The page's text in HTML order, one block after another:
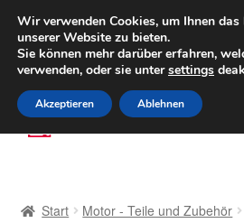
LIEFERUNG ab
Weltweiter
(800) 500 564Mo-Fr
Zur
Navigation
Zum
Inhalt
Start Motor - Teile und Zubehör
Wir verwenden Cookies, um Ihnen
unserer Website zu bieten.
Sie können mehr darüber erfahren,
verwenden, oder sie untersettings
Akzeptieren Ablehnen